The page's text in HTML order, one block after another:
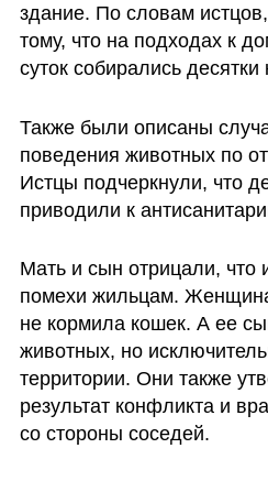
здание. По словам
тому, что на подходах к
суток собирались десятки
Также были описаны
поведения животных по
Истцы подчеркнули, что
приводили к
Мать и сын отрицали, что
помехи жильцам.
не кормила кошек. А ее
животных, но
территории. Они также
результат конфликта и
со стороны соседей.